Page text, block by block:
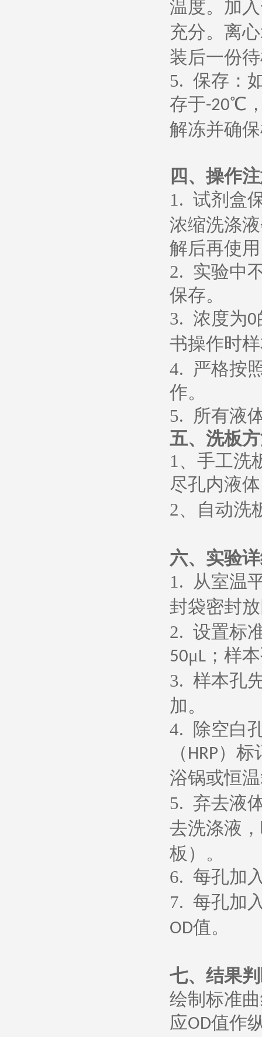
温度。加
充分。离心
装后一份
5. 保存：
存于-20℃
解冻并确
四、操作
1. 试剂盒
浓缩洗涤
解后再使
2. 实验中
保存。
3. 浓度为0
书操作时
4. 严格按
作。
5. 所有液
五、 洗板
1、 手工洗
尽孔内液
2、 自动洗
六、 实验
1. 从室温
封袋密封
2. 设置标
50μL ；样
3. 样本孔
加。
4. 除空白
（ HRP）标
浴锅或恒
5. 弃去液
去洗涤液
板）。
6. 每孔加
7. 每孔加
OD值。
七、 结果
绘制标准
应OD值作